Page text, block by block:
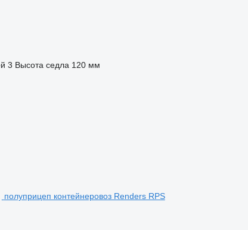
3 Высота седла 120 мм
полуприцеп контейнеровоз Renders RPS